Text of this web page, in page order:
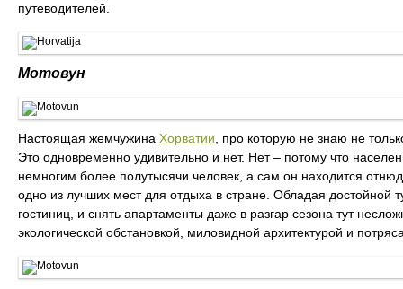
путеводителей.
Мотовун
Настоящая жемчужина Хорватии , про которую не знаю не
Это одновременно удивительно и нет. Нет – потому что
немногим более полутысячи человек, а сам он находится
одно из лучших мест для отдыха в стране. Обладая достойной
гостиниц, и снять апартаменты даже в разгар сезона тут
экологической обстановкой, миловидной архитектурой и